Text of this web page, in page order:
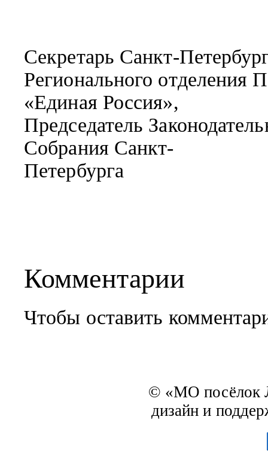
Секретарь Санкт-
Регионального отделения
«Единая Россия»,
Председатель
Собрания Санкт-
Петербурга
Комментарии
Чтобы оставить
© «МО посёлок
дизайн и